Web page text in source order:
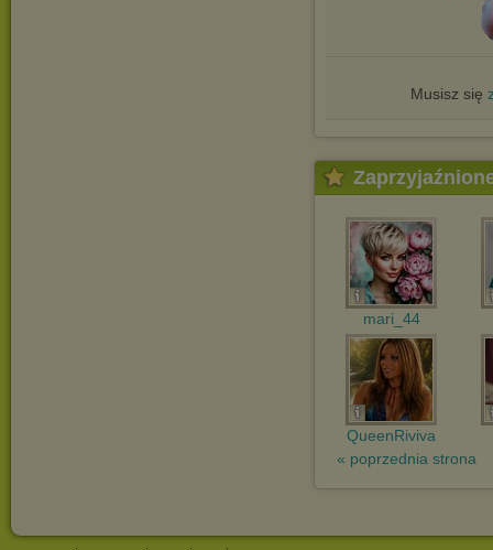
Musisz się
mari_44
QueenRiviva
« poprzednia strona